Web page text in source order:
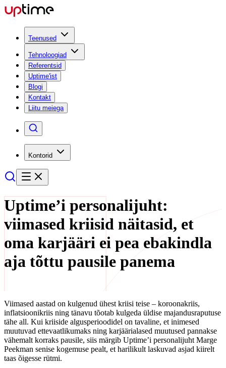
Teenused
Tehnoloogiad
Referentsid
Uptime'ist
Blogi
Kontakt
Liitu meiega
Kontorid
Uptime’i personalijuht:
viimased kriisid näitasid, et
oma karjääri ei pea ebakindla
aja tõttu pausile panema
Viimased aastad on kulgenud ühest kriisi teise – koroonakriis,
inflatsioonikriis ning tänavu tõotab kulgeda üldise majandusraputuse
tähe all. Kui kriiside algusperioodidel on tavaline, et inimesed
muutuvad ettevaatlikumaks ning karjäärialased muutused pannakse
vähemalt korraks pausile, siis märgib Uptime’i personalijuht Marge
Peekman senise kogemuse pealt, et harilikult laskuvad asjad kiirelt
taas õigesse rütmi.